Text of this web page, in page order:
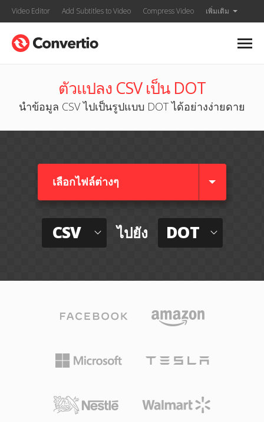
Video Editor Add Subtitles to Video Compress Video เพิ่มเติม
ตัวแปลง CSV เป็น DOT
นำข้อมูล CSV ไปเป็นรูปแบบ DOT ได้อย่างง่ายดาย
เลือกไฟล์ต่างๆ​
CSV ไปยัง DOT